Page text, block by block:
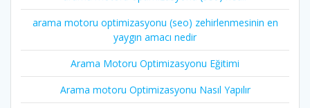
arama motoru optimizasyonu (seo) zehirlenmesinin en
yaygın amacı nedir
Arama Motoru Optimizasyonu Eğitimi
Arama motoru Optimizasyonu Nasıl Yapılır